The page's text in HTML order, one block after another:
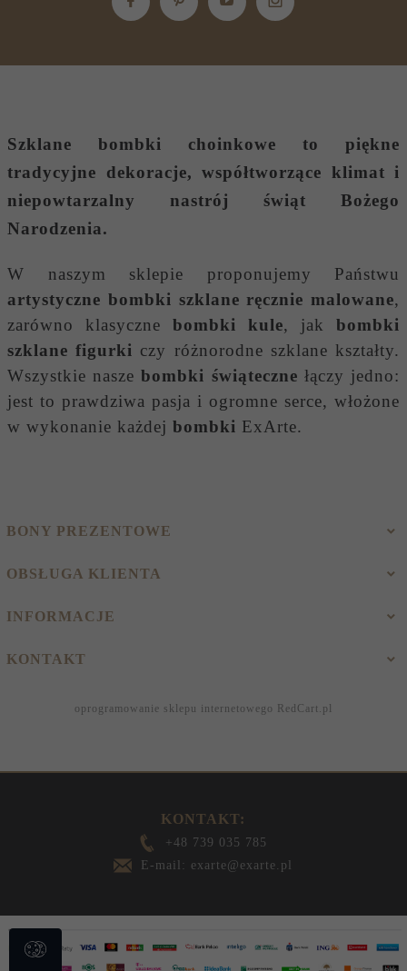
Szklane bombki choinkowe to piękne
tradycyjne dekoracje, współtworzące klimat i
niepowtarzalny nastrój świąt Bożego
Narodzenia.
W naszym sklepie proponujemy Państwu
artystyczne bombki szklane ręcznie malowane,
zarówno klasyczne bombki kule, jak bombki
szklane figurki czy różnorodne szklane kształty.
Wszystkie naszebombki świąteczne łączy jedno:
jest to prawdziwa pasja i ogromne serce, włożone
w wykonanie każdej bombki ExArte.
BONY PREZENTOWE
OBSŁUGA KLIENTA
INFORMACJE
KONTAKT
oprogramowanie sklepu internetowego RedCart.pl
KONTAKT:
+48 739 035 785
E-mail: exarte@exarte.pl